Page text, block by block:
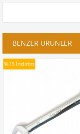
BENZER ÜRÜNLER
%15 İndirim